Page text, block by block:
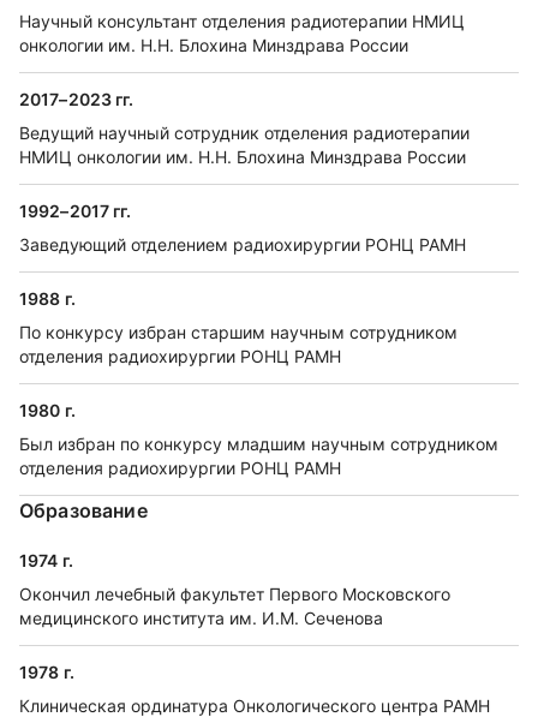
Научный консультант отделения радиотерапии НМИЦ
онкологии им. Н.Н. Блохина Минздрава России
2017–2023 гг.
Ведущий научный сотрудник отделения радиотерапии
НМИЦ онкологии им. Н.Н. Блохина Минздрава России
1992–2017 гг.
Заведующий отделением радиохирургии РОНЦ РАМН
1988 г.
По конкурсу избран старшим научным сотрудником
отделения радиохирургии РОНЦ РАМН
1980 г.
Был избран по конкурсу младшим научным сотрудником
отделения радиохирургии РОНЦ РАМН
Образование
1974 г.
Окончил лечебный факультет Первого Московского
медицинского института им. И.М. Сеченова
1978 г.
Клиническая ординатура Онкологического центра РАМН